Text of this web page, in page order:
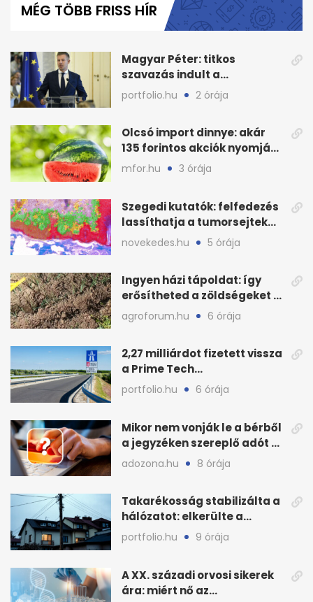
minutes,
MÉG TÖBB FRISS HÍR
Magyar Péter: titkos
szavazás indult a
köztársasági elnökjelöltről
portfolio.hu 2 órája
Olcsó import dinnye: akár
135 forintos akciók nyomják
le a piacot
mfor.hu 3 órája
Szegedi kutatók: felfedezés
lassíthatja a tumorsejtek
terjedését
novekedes.hu 5 órája
Ingyen házi tápoldat: így
erősítheted a zöldségeket a
hőhullám után
agroforum.hu 6 órája
2,27 milliárdot fizetett vissza
a Prime Tech
Magántőkealap az
államnak
portfolio.hu 6 órája
Mikor nem vonják le a bérből
a jegyzéken szereplő adót és
járulékot?
adozona.hu 8 órája
Takarékosság stabilizálta a
hálózatot: elkerülte a
sötétséget Magyarország
portfolio.hu 9 órája
A XX. századi orvosi sikerek
ára: miért nő az